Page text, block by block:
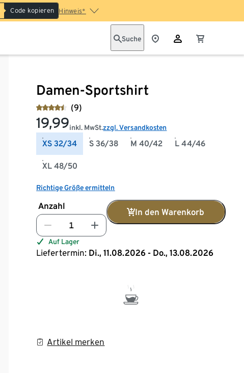
Code kopieren Hinweis*
Suche
Damen-Sportshirt
(9)
19,99inkl. MwSt.zzgl. Versandkosten
XS 32/34 S 36/38 M 40/42 L 44/46
XL 48/50
Richtige Größe ermitteln
Anzahl
In den Warenkorb
Auf Lager
Liefertermin: Di., 11.08.2026 - Do., 13.08.2026
Artikel merken